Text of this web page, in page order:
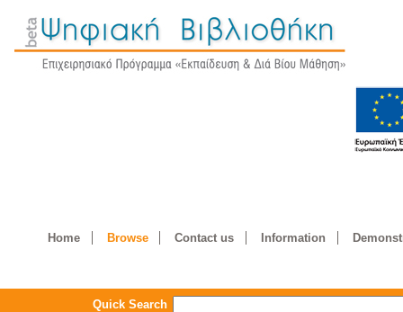
Home Browse Contact us Information
Quick Search